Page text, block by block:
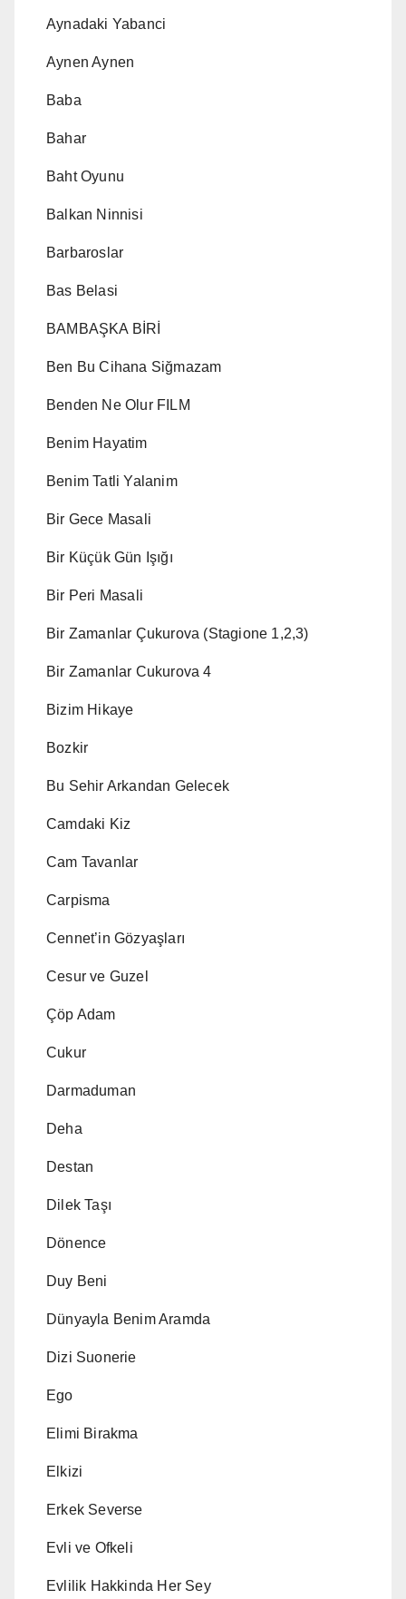
Aynadaki Yabanci
Aynen Aynen
Baba
Bahar
Baht Oyunu
Balkan Ninnisi
Barbaroslar
Bas Belasi
BAMBAŞKA BİRİ
Ben Bu Cihana Siğmazam
Benden Ne Olur FILM
Benim Hayatim
Benim Tatli Yalanim
Bir Gece Masali
Bir Küçük Gün Işığı
Bir Peri Masali
Bir Zamanlar Çukurova (Stagione 1,2,3)
Bir Zamanlar Cukurova 4
Bizim Hikaye
Bozkir
Bu Sehir Arkandan Gelecek
Camdaki Kiz
Cam Tavanlar
Carpisma
Cennet’in Gözyaşları
Cesur ve Guzel
Çöp Adam
Cukur
Darmaduman
Deha
Destan
Dilek Taşı
Dönence
Duy Beni
Dünyayla Benim Aramda
Dizi Suonerie
Ego
Elimi Birakma
Elkizi
Erkek Severse
Evli ve Ofkeli
Evlilik Hakkinda Her Sey